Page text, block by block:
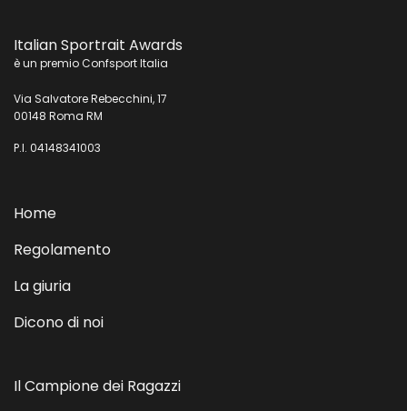
Italian Sportrait Awards
è un premio Confsport Italia
Via Salvatore Rebecchini, 17
00148 Roma RM
P.I. 04148341003
Home
Regolamento
La giuria
Dicono di noi
Il Campione dei Ragazzi